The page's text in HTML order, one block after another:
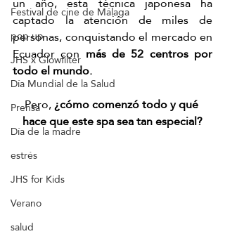
Festival de cine de Málaga
pop up
JHS x Glowfilter
Día Mundial de la Salud
Prensa
Día de la madre
estrés
JHS for Kids
Verano
salud
captado la atención de miles de
personas, conquistando el mercado en
Ecuador con más de 52 centros por
todo el mundo.
Pero, ¿cómo comenzó todo y qué
hace que este spa sea tan especial?